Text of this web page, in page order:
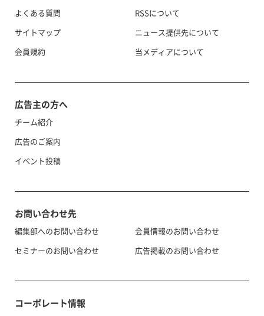
よくある質問
サイトマップ
会員規約
RSSについて
ニュース提供先について
当メディアについて
広告主の方へ
チーム紹介
広告のご案内
イベント投稿
お問い合わせ先
編集部へのお問い合わせ
セミナーのお問い合わせ
会員情報のお問い合わせ
広告掲載のお問い合わせ
コーポレート情報